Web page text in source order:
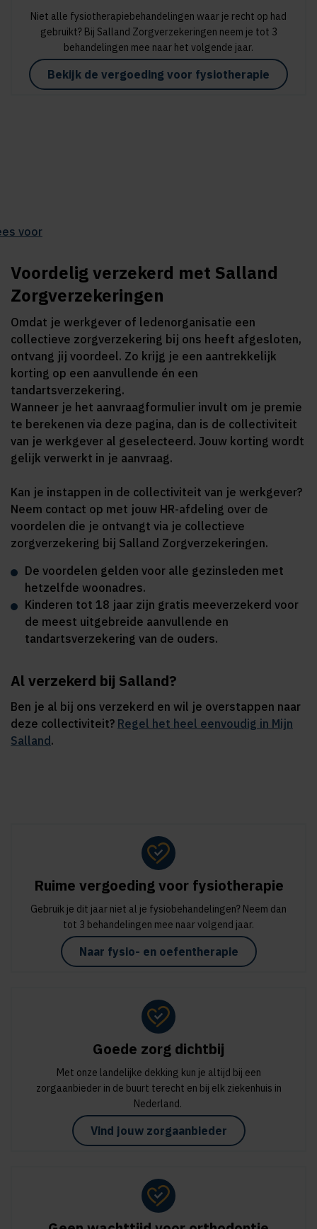
Niet alle fysiotherapiebehandelingen waar je recht op had
gebruikt? Bij Salland Zorgverzekeringen neem je tot 3
behandelingen mee naar het volgende jaar.
Bekijk de vergoeding voor fysiotherapie
voor
Voordelig verzekerd met Salland
Zorgverzekeringen
Omdat je werkgever of ledenorganisatie een
collectieve zorgverzekering bij ons heeft afgesloten,
ontvang jij voordeel. Zo krijg je een aantrekkelijk
korting op een aanvullende én een
tandartsverzekering.
Wanneer je het aanvraagformulier invult om je premie
te berekenen via deze pagina, dan is de collectiviteit
van je werkgever al geselecteerd. Jouw korting wordt
gelijk verwerkt in je aanvraag.
Kan je instappen in de collectiviteit van je werkgever?
Neem contact op met jouw HR-afdeling over de
voordelen die je ontvangt via je collectieve
zorgverzekering bij Salland Zorgverzekeringen.
De voordelen gelden voor alle gezinsleden met
hetzelfde woonadres.
Kinderen tot 18 jaar zijn gratis meeverzekerd voor
de meest uitgebreide aanvullende en
tandartsverzekering van de ouders.
Al verzekerd bij Salland?
Ben je al bij ons verzekerd en wil je overstappen naar
deze collectiviteit? Regel het heel eenvoudig in Mijn
Salland .
Ruime vergoeding voor fysiotherapie
Gebruik je dit jaar niet al je fysiobehandelingen? Neem dan
tot 3 behandelingen mee naar volgend jaar.
Naar fysio- en oefentherapie
Goede zorg dichtbij
Met onze landelijke dekking kun je altijd bij een
zorgaanbieder in de buurt terecht en bij elk ziekenhuis in
Nederland.
Vind jouw zorgaanbieder